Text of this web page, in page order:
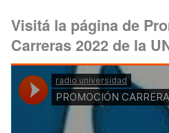
Visitá la página de
Carreras 2022 de la